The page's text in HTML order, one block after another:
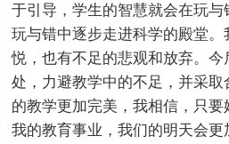
于引导，学生的智慧就会在玩
玩与错中逐步走进科学的殿堂
悦，也有不足的悲观和放弃。
处，力避教学中的不足，并采
的教学更加完美，我相信，只
我的教育事业，我们的明天会更